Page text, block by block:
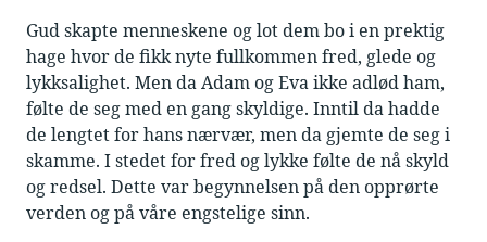
Gud skapte menneskene og lot dem bo i en prektig
hage hvor de fikk nyte fullkommen fred, glede og
lykksalighet. Men da Adam og Eva ikke adlød ham,
følte de seg med en gang skyldige. Inntil da hadde
de lengtet for hans nærvær, men da gjemte de seg i
skamme. I stedet for fred og lykke følte de nå skyld
og redsel. Dette var begynnelsen på den opprørte
verden og på våre engstelige sinn.